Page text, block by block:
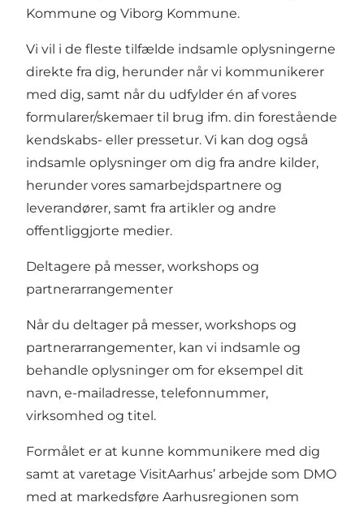
Kommune og Viborg Kommune.
Vi vil i de fleste tilfælde indsamle oplysningerne
direkte fra dig, herunder når vi kommunikerer
med dig, samt når du udfylder én af vores
formularer/skemaer til brug ifm. din forestående
kendskabs- eller pressetur. Vi kan dog også
indsamle oplysninger om dig fra andre kilder,
herunder vores samarbejdspartnere og
leverandører, samt fra artikler og andre
offentliggjorte medier.
Deltagere på messer, workshops og
partnerarrangementer
Når du deltager på messer, workshops og
partnerarrangementer, kan vi indsamle og
behandle oplysninger om for eksempel dit
navn, e-mailadresse, telefonnummer,
virksomhed og titel.
Formålet er at kunne kommunikere med dig
samt at varetage VisitAarhus’ arbejde som DMO
med at markedsføre Aarhusregionen som